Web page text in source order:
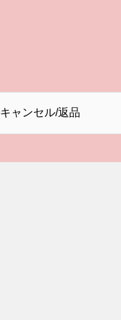
キャンセル/返品